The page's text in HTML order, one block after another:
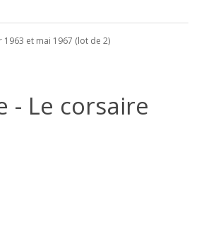
1963 et mai 1967 (lot de 2)
- Le corsaire